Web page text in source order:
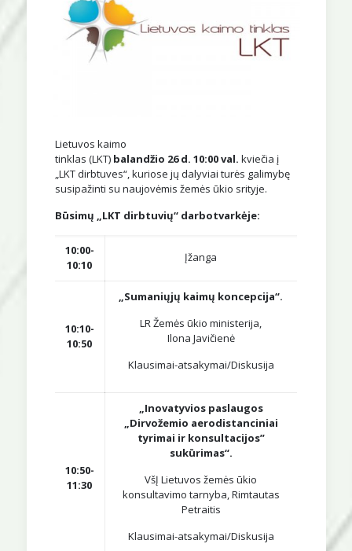
Lietuvos kaimo
tinklas (LKT) balandžio 26 d. 10:00 val. kviečia į
„LKT dirbtuves“, kuriose jų dalyviai turės galimybę
susipažinti su naujovėmis žemės ūkio srityje.
Būsimų „LKT dirbtuvių“ darbotvarkėje:
10:00-
10:10
Įžanga
10:10-
10:50
„Sumaniųjų kaimų koncepcija“.
LR Žemės ūkio ministerija,
Ilona Javičienė
Klausimai-atsakymai/Diskusija
10:50-
11:30
„Inovatyvios paslaugos
„Dirvožemio aerodistanciniai
tyrimai ir konsultacijos”
sukūrimas“.
VšĮ Lietuvos žemės ūkio
konsultavimo tarnyba, Rimtautas
Petraitis
Klausimai-atsakymai/Diskusija